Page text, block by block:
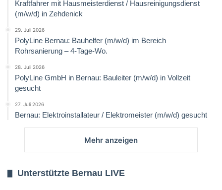
Kraftfahrer mit Hausmeisterdienst / Hausreinigungsdienst
(m/w/d) in Zehdenick
29. Juli 2026
PolyLine Bernau: Bauhelfer (m/w/d) im Bereich
Rohrsanierung – 4-Tage-Wo.
28. Juli 2026
PolyLine GmbH in Bernau: Bauleiter (m/w/d) in Vollzeit
gesucht
27. Juli 2026
Bernau: Elektroinstallateur / Elektromeister (m/w/d) gesucht
Mehr anzeigen
Unterstützte Bernau LIVE